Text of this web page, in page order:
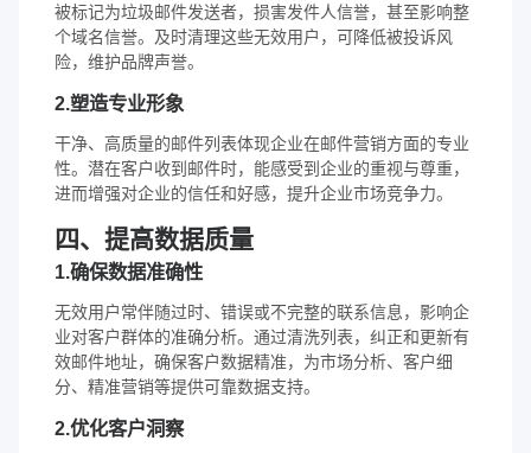
被标记为垃圾邮件发送者，损害发件人信誉，甚至影响整
个域名信誉。及时清理这些无效用户，可降低被投诉风
险，维护品牌声誉。
2.塑造专业形象
干净、高质量的邮件列表体现企业在邮件营销方面的专业
性。潜在客户收到邮件时，能感受到企业的重视与尊重，
进而增强对企业的信任和好感，提升企业市场竞争力。
四、提高数据质量
1.确保数据准确性
无效用户常伴随过时、错误或不完整的联系信息，影响企
业对客户群体的准确分析。通过清洗列表，纠正和更新有
效邮件地址，确保客户数据精准，为市场分析、客户细
分、精准营销等提供可靠数据支持。
2.优化客户洞察